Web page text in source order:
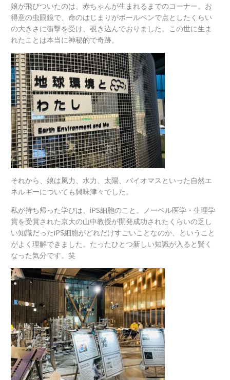
娘が飛びついたのは、赤ちゃんが生まれるまでのコーナー。お
得意の虫眼鏡で、命のはじまりがボールペンで点としたくらい
の大きさに衝撃を受け、覗き込んでおりました。この世に生ま
れたことは本当に神秘的で奇跡。
それから、娘は風力、水力、太陽、バイオマスといった自然エ
ネルギーについても興味津々でした。
私が持ち帰った学びは、iPS細胞のこと。ノーベル医学・生理学
賞を受賞された京大の山中教授が開発成功されたくらいの乏し
い知識だったiPS細胞がどれだけすごいことなのか、ということ
がよく理解できました。たったひとつ新しい知識が入ると賢く
なった気分です。笑